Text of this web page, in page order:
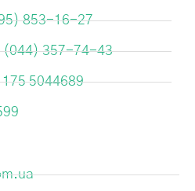
853-16-27
(044) 357-74-43
5044689